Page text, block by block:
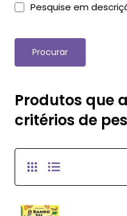
Pesquise em
Procurar
Produtos que
critérios de